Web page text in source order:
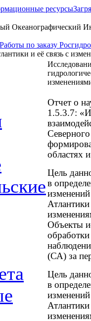
ресурсы
Работы по заказу
и её связь с
Отчет о
1.5.3.7:
областях
Цель
в
Объекты
(СА) за
Цель
в